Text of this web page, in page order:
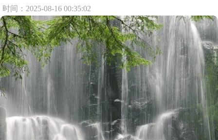
时间：2025-08-16 00:35:02